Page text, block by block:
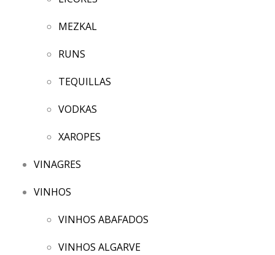
MEZKAL
RUNS
TEQUILLAS
VODKAS
XAROPES
VINAGRES
VINHOS
VINHOS ABAFADOS
VINHOS ALGARVE